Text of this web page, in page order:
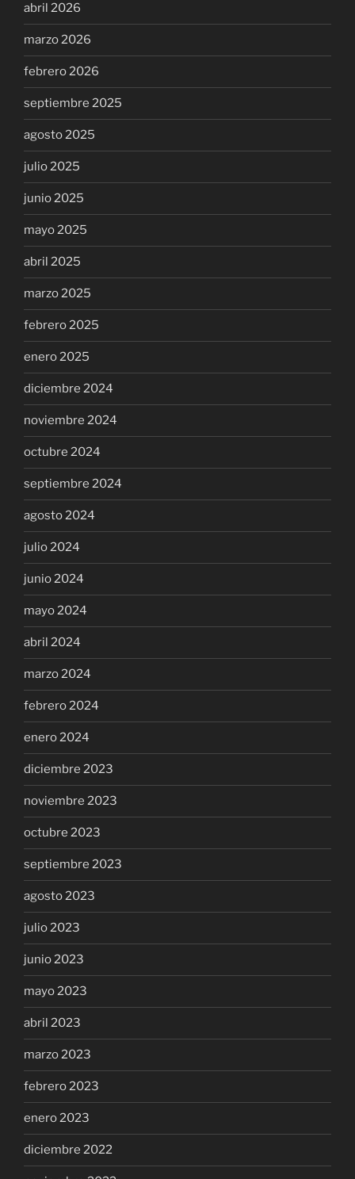
abril 2026
marzo 2026
febrero 2026
septiembre 2025
agosto 2025
julio 2025
junio 2025
mayo 2025
abril 2025
marzo 2025
febrero 2025
enero 2025
diciembre 2024
noviembre 2024
octubre 2024
septiembre 2024
agosto 2024
julio 2024
junio 2024
mayo 2024
abril 2024
marzo 2024
febrero 2024
enero 2024
diciembre 2023
noviembre 2023
octubre 2023
septiembre 2023
agosto 2023
julio 2023
junio 2023
mayo 2023
abril 2023
marzo 2023
febrero 2023
enero 2023
diciembre 2022